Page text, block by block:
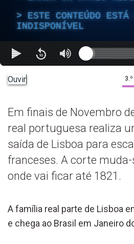
ESTE CONTEÚDO ESTÁ
INDISPONÍVEL
Ouvir 3.º
Em finais de Novembro
real portuguesa realiza
saída de Lisboa para
franceses. A corte muda-
onde vai ficar até 1821.
A família real parte de Lisboa
e chega ao Brasil em Janeiro